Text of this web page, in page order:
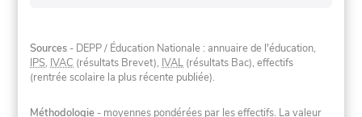
Sources - DEPP / Éducation Nationale : annuaire de l'éducation,
IPS, IVAC (résultats Brevet), IVAL (résultats Bac), effectifs
(rentrée scolaire la plus récente publiée).
Méthodologie - moyennes pondérées par les effectifs. La valeur